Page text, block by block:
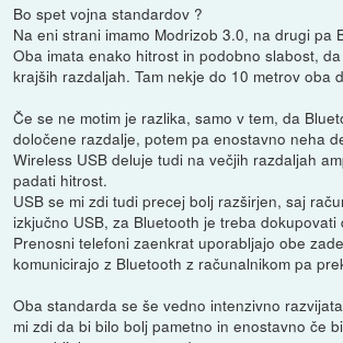
Bo spet vojna standardov ?
Na eni strani imamo Modrizob 3.0, na drugi pa
Oba imata enako hitrost in podobno slabost,
krajših razdaljah. Tam nekje do 10 metrov oba
Če se ne motim je razlika, samo v tem, da
določene razdalje, potem pa enostavno neha
Wireless USB deluje tudi na večjih razdaljah
padati hitrost.
USB se mi zdi tudi precej bolj razširjen, saj
izkjučno USB, za Bluetooth je treba
Prenosni telefoni zaenkrat uporabljajo obe
komunicirajo z Bluetooth z računalnikom pa
Oba standarda se še vedno intenzivno
mi zdi da bi bilo bolj pametno in enostavno če